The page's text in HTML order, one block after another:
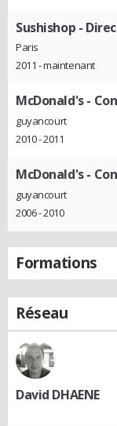
Sushishop -
Paris
2011 - maintenant
McDonald's-
guyancourt
2010 - 2011
McDonald's-
guyancourt
2006 - 2010
Formations
Réseau
David DHAENE